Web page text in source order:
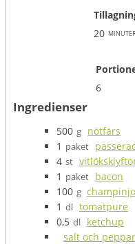
20
6
Ingredienser
500 g nötfärs
1 paket
4 st
1 paket bacon
100 g
1 dl tomatpure
0,5 dl ketchup
salt och peppar